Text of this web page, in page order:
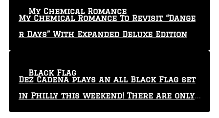
My Chemical Romance To Revisit “Dange
r Days” With Expanded Deluxe Edition
My Chemical Romance
Dez Cadena plays an all Black Flag set
in Philly this weekend! There are only
29 tickets left!
Black Flag